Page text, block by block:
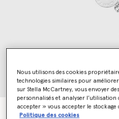
Porte cles briquet It s About
Nous utilisons des cookies
technologies similaires pour
sur Stella McCartney, vous envoyer
personnalisés et analyser
accepter » vous accepter le stockage
Politique des cookies